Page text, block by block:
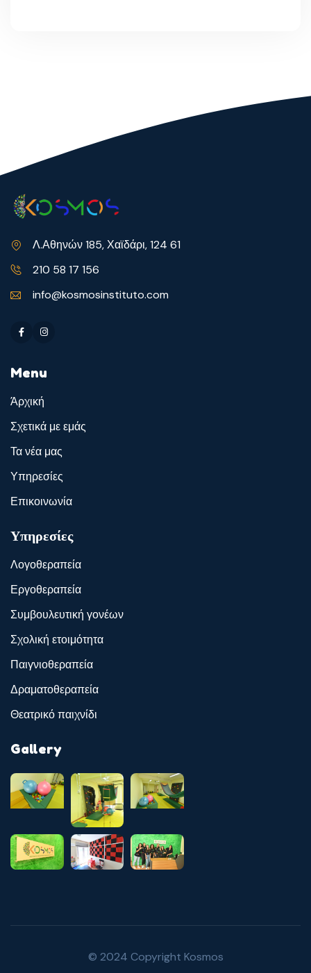
Λ.Αθηνών 185, Χαϊδάρι, 124 61
210 58 17 156
info@kosmosinstituto.com
Menu
Άρχική
Σχετικά με εμάς
Τα νέα μας
Υπηρεσίες
Επικοινωνία
Υπηρεσίες
Λογοθεραπεία
Εργοθεραπεία
Συμβουλευτική γονέων
Σχολική ετοιμότητα
Παιγνιοθεραπεία
Δραματοθεραπεία
Θεατρικό παιχνίδι
Gallery
© 2024 Copyright Kosmos